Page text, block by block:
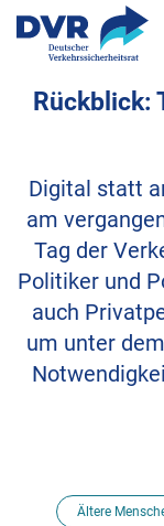
ZUM
Rückblick:
Digital statt
am
Tag der
Politiker und
auch
um unter
Ältere